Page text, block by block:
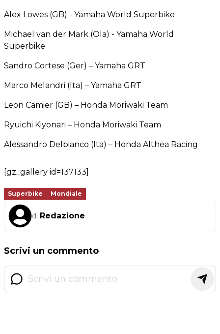
Alex Lowes (GB) - Yamaha World Superbike
Michael van der Mark (Ola) - Yamaha World
Superbike
Sandro Cortese (Ger) – Yamaha GRT
Marco Melandri (Ita) – Yamaha GRT
Leon Camier (GB) – Honda Moriwaki Team
Ryuichi Kiyonari – Honda Moriwaki Team
Alessandro Delbianco (Ita) – Honda Althea Racing
[gz_gallery id=137133]
Superbike Mondiale
di Redazione
Scrivi un commento